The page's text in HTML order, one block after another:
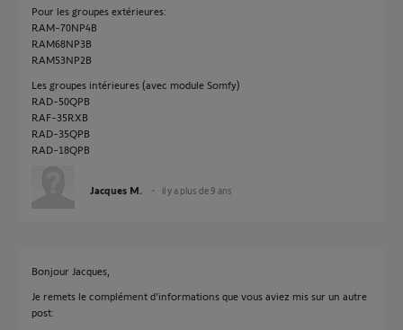
Pour les groupes extérieures:
RAM-70NP4B
RAM68NP3B
RAM53NP2B
Les groupes intérieures (avec module Somfy)
RAD-50QPB
RAF-35RXB
RAD-35QPB
RAD-18QPB
Jacques M. il y a plus de 9 ans
Bonjour Jacques,
Je remets le complément d'informations que vous aviez mis sur un autre
post: